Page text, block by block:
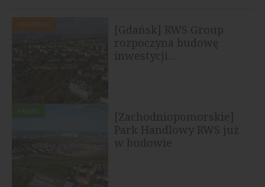
[Gdańsk] RWS Group
rozpoczyna budowę
inwestycji...
[Zachodniopomorskie]
Park Handlowy RWS już
w budowie